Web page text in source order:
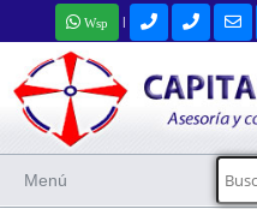
Wsp |
Menú